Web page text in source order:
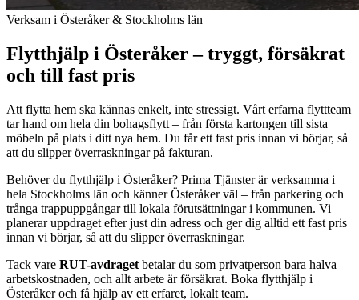
Verksam i Österåker & Stockholms län
Flytthjälp i Österåker – tryggt, försäkrat
och till fast pris
Att flytta hem ska kännas enkelt, inte stressigt. Vårt erfarna flyttteam
tar hand om hela din bohagsflytt – från första kartongen till sista
möbeln på plats i ditt nya hem. Du får ett fast pris innan vi börjar, så
att du slipper överraskningar på fakturan.
Behöver du flytthjälp i Österåker? Prima Tjänster är verksamma i
hela Stockholms län och känner Österåker väl – från parkering och
trånga trappuppgångar till lokala förutsättningar i kommunen. Vi
planerar uppdraget efter just din adress och ger dig alltid ett fast pris
innan vi börjar, så att du slipper överraskningar.
Tack vare RUT-avdraget betalar du som privatperson bara halva
arbetskostnaden, och allt arbete är försäkrat. Boka flytthjälp i
Österåker och få hjälp av ett erfaret, lokalt team.